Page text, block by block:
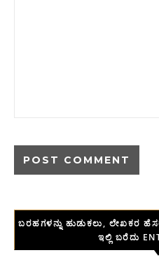
ಬರಹಗಳನ್ನು ಹುಡುಕಲು, ಲೇಖಕರ
ಇಲ್ಲಿ ಬರೆದು